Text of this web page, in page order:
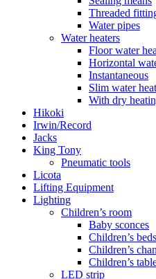
Threaded
Water pipes
Water heaters
Floor water
Horizontal
Instantaneous
Slim water
With dry
Hikoki
Irwin/Record
Jacks
King Tony
Pneumatic tools
Licota
Lifting Equipment
Lighting
Children’s room
Baby sconces
Children’s
Children’s
Children’s
LED strip